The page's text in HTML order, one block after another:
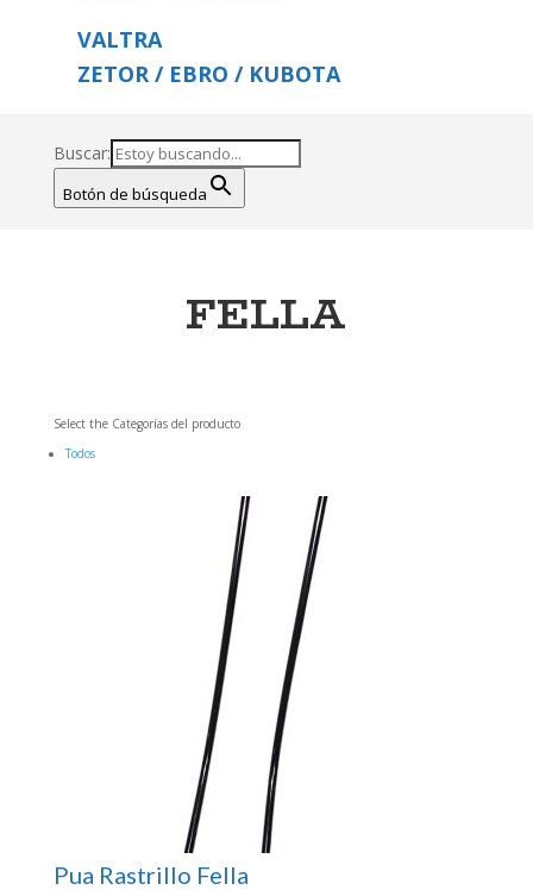
VALTRA
ZETOR / EBRO / KUBOTA
Buscar:
Botón de búsqueda
FELLA
Select the Categorías del producto
Todos
Pua Rastrillo Fella